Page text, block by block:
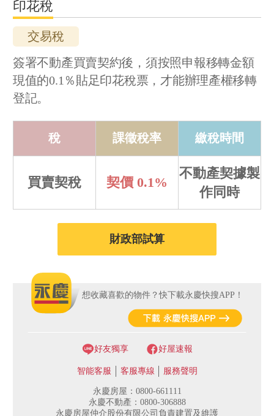
印花稅
交易稅
簽署不動產買賣契約後，須按照申報移轉金額
現值的0.1％貼足印花稅票，才能辦理產權移轉
登記。
稅 課徵稅率 繳稅時間
買賣契稅 契價 0.1%
不動產契據製
作同時
財政部試算
想收藏喜歡的物件？快下載永慶快搜APP！
好友獨享 好屋速報
智能客服 客服專線 服務聲明
永慶房屋：0800-661111
永慶不動產：0800-306888
永慶房屋仲介股份有限公司負責建置及維護